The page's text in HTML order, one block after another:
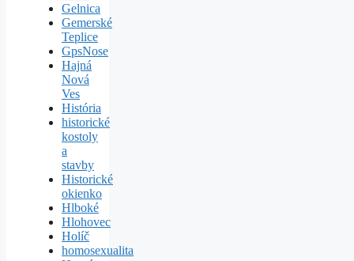
Gelnica
Gemerské
Teplice
GpsNose
Hajná
Nová
Ves
História
historické
kostoly
a
stavby
Historické
okienko
Hlboké
Hlohovec
Holíč
homosexualita